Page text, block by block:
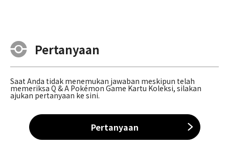
Pertanyaan
Saat Anda tidak menemukan jawaban meskipun telah
memeriksa Q & A Pokémon Game Kartu Koleksi, silakan
ajukan pertanyaan ke sini.
Pertanyaan